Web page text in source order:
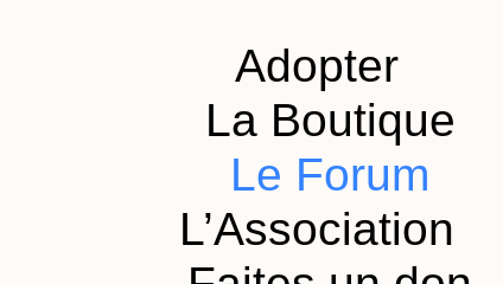
Adopter
La Boutique
Le Forum
L’Association